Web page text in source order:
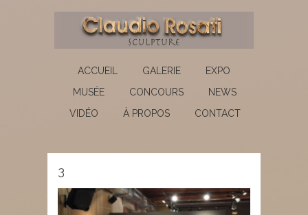
ACCUEIL GALERIE
EXPO
MUSÉE
CONCOURS
NEWS
VIDÉO
À PROPOS CONTACT
3